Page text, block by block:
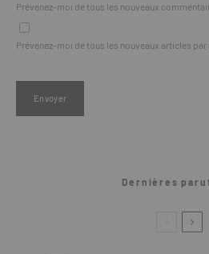
Prévenez-moi de tous les nouveaux
Prévenez-moi de tous les nouveaux articles par
Dernières